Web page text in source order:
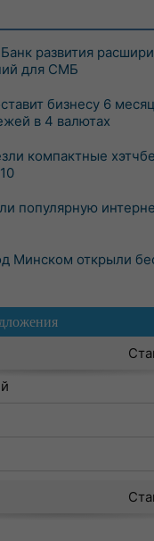
развития
для СМБ
бизнесу 6
в 4 валютах
компактные
популярную
Минском открыли